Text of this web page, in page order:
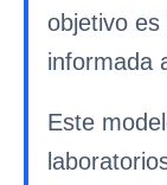
objetivo es
informada
Este